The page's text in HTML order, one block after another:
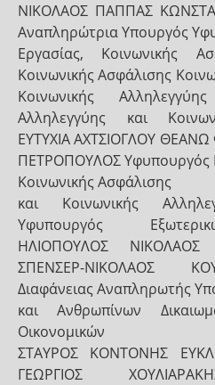
ΝΙΚΟΛΑΟΣ ΠΑΠΠΑΣ
Αναπληρώτρια Υπουργός
Εργασίας, Κοινωνικής
Κοινωνικής Ασφάλισης
Κοινωνικής
Αλληλεγγύης και
ΕΥΤΥΧΙΑ ΑΧΤΣΙΟΓΛΟΥ
ΠΕΤΡΟΠΟΥΛΟΣ Υφυπουργός
Κοινωνικής Ασφάλισης
και Κοινωνικής
Υφυπουργός
ΗΛΙΟΠΟΥΛΟΣ ΝΙΚΟΛΑΟΣ
ΣΠΕΝΣΕΡ-ΝΙΚΟΛΑΟΣ
Διαφάνειας Αναπληρωτής
και Ανθρωπίνων
Οικονομικών
ΣΤΑΥΡΟΣ ΚΟΝΤΟΝΗΣ
ΓΕΩΡΓΙΟΣ